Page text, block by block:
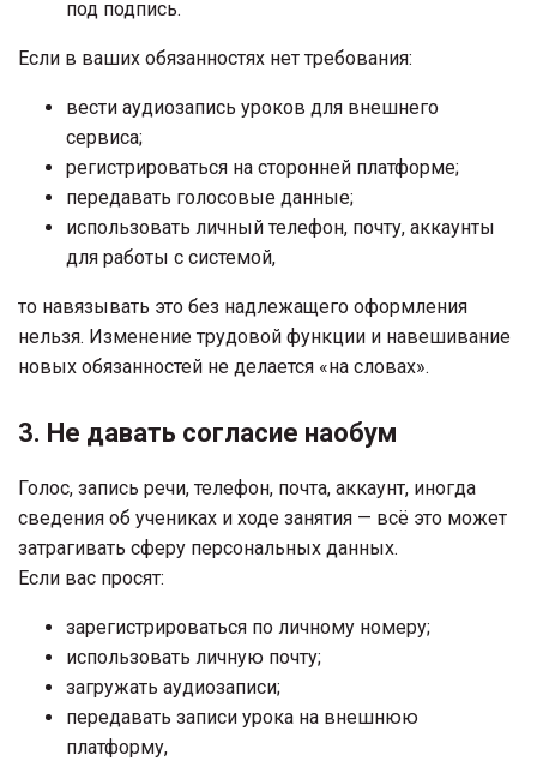
под подпись.
Если в ваших обязанностях нет требования:
вести аудиозапись уроков для внешнего
сервиса;
регистрироваться на сторонней платформе;
передавать голосовые данные;
использовать личный телефон, почту, аккаунты
для работы с системой,
то навязывать это без надлежащего оформления
нельзя. Изменение трудовой функции и навешивание
новых обязанностей не делается «на словах».
3. Не давать согласие наобум
Голос, запись речи, телефон, почта, аккаунт, иногда
сведения об учениках и ходе занятия — всё это может
затрагивать сферу персональных данных.
Если вас просят:
зарегистрироваться по личному номеру;
использовать личную почту;
загружать аудиозаписи;
передавать записи урока на внешнюю
платформу,